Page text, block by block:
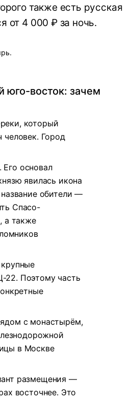
также есть русская
от 4 000 ₽ за ночь.
восток: зачем
который
Город
основал
явилась икона
обители —
Спасо-
а также
Поэтому часть
с монастырём,
в Москве
размещения —
восточнее. Это